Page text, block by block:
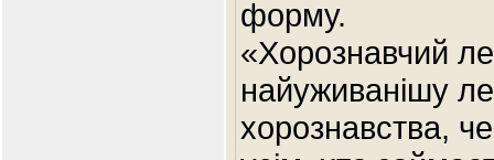
форму.
«Хорознавчий
найуживанішу
хорознавства,